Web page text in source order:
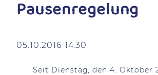
Pausenregelung
05.10.2016 14:30
Seit Dienstag, den 4. Oktober